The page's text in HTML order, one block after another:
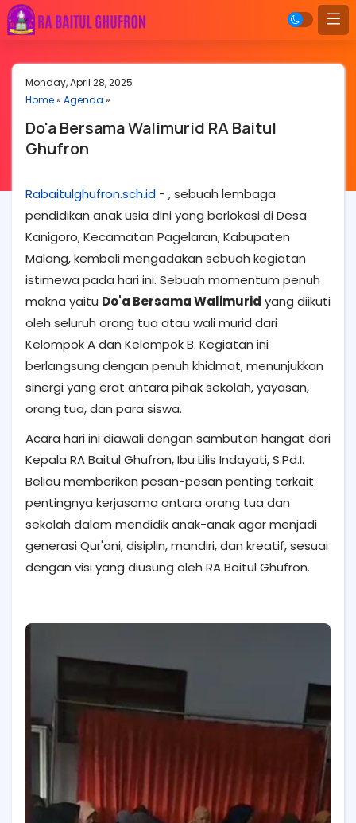
Monday, April 28, 2025
Home» Agenda »
Do'a Bersama Walimurid RA Baitul
Ghufron
Rabaitulghufron.sch.id - , sebuah lembaga
pendidikan anak usia dini yang berlokasi di Desa
Kanigoro, Kecamatan Pagelaran, Kabupaten
Malang, kembali mengadakan sebuah kegiatan
istimewa pada hari ini. Sebuah momentum penuh
makna yaitu Do'a Bersama Walimurid yang diikuti
oleh seluruh orang tua atau wali murid dari
Kelompok A dan Kelompok B. Kegiatan ini
berlangsung dengan penuh khidmat, menunjukkan
sinergi yang erat antara pihak sekolah, yayasan,
orang tua, dan para siswa.
Acara hari ini diawali dengan sambutan hangat dari
Kepala RA Baitul Ghufron, Ibu Lilis Indayati, S.Pd.I.
Beliau memberikan pesan-pesan penting terkait
pentingnya kerjasama antara orang tua dan
sekolah dalam mendidik anak-anak agar menjadi
generasi Qur'ani, disiplin, mandiri, dan kreatif, sesuai
dengan visi yang diusung oleh RA Baitul Ghufron.